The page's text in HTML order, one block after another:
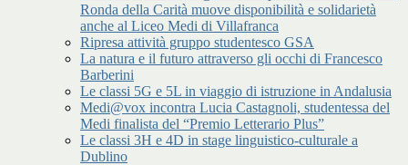
Ronda della Carità muove disponibilità e solidarietà
anche al Liceo Medi di Villafranca
Ripresa attività gruppo studentesco GSA
La natura e il futuro attraverso gli occhi di Francesco
Barberini
Le classi 5G e 5L in viaggio di istruzione in Andalusia
Medi@vox incontra Lucia Castagnoli, studentessa del
Medi finalista del “Premio Letterario Plus”
Le classi 3H e 4D in stage linguistico-culturale a
Dublino